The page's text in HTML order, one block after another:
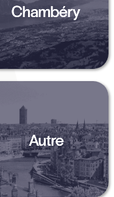
Chambéry
Autre